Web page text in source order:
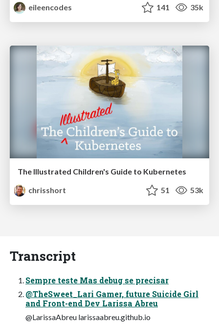
eileencodes
141 35k
The Illustrated Children's Guide to Kubernetes
chrisshort
51 53k
Transcript
Sempre teste Mas debug se precisar
@TheSweet_Lari Gamer, future Suicide Girl
and Front-end Dev Larissa Abreu
@LarissaAbreu larissaabreu.github.io